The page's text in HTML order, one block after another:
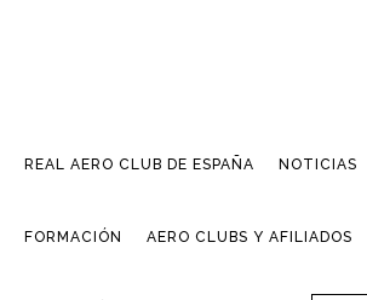
REAL AERO CLUB DE ESPAÑA NOTICIAS
FORMACIÓN AERO CLUBS Y AFILIADOS